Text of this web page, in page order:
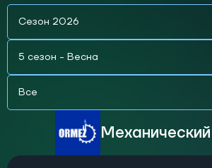
Сезон 2026
5 сезон - Весна
Все